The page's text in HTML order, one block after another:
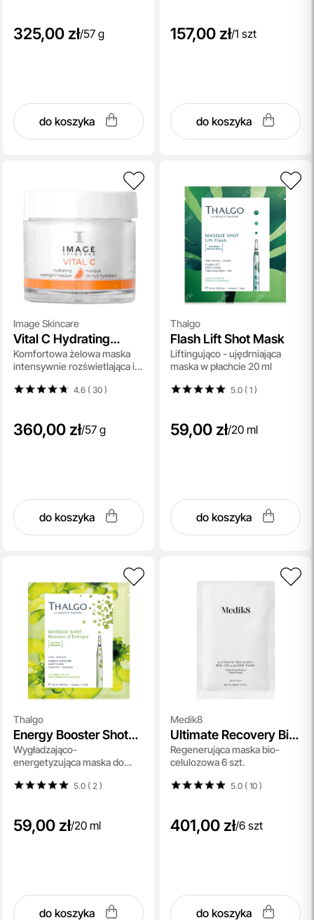
325,00 zł/57 g
do koszyka
157,00 zł/1 szt
do koszyka
Image Skincare
Vital C Hydrating
Overnight Masque
Komfortowa żelowa maska
intensywnie rozświetlająca i
4.6 ( 30)
360,00 zł/57 g
do koszyka
Thalgo
Flash Lift Shot Mask
Liftingująco - ujędrniająca
maska w płachcie 20 ml
5.0 ( 1)
59,00 zł/20 ml
do koszyka
Thalgo
Energy Booster Shot
Mask
Wygładzająco-
energetyzująca maska do
5.0 ( 2 )
59,00 zł/20 ml
do koszyka
Medik8
Ultimate Recovery Bio
Cellulose Mask
Regenerująca maska bio-
celulozowa 6 szt.
5.0 ( 10)
401,00 zł/6 szt
do koszyka